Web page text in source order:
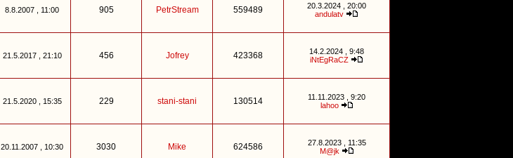
8.8.2007 , 11:00 905 PetrStream 559489
20.3.2024 , 20:00
andulatv
21.5.2017 , 21:10 456 Jofrey 423368
14.2.2024 , 9:48
iNtEgRaCZ
21.5.2020 , 15:35 229 stani-stani 130514
11.11.2023 , 9:20
lahoo
20.11.2007 , 10:30 3030 Mike 624586
27.8.2023 , 11:35
M@jk